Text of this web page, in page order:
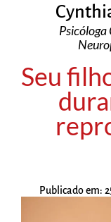
Seu
Publicado em: